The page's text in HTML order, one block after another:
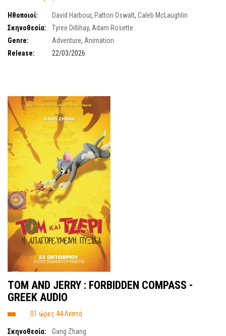
Ηθοποιοί: David Harbour, Patton Oswalt, Caleb McLaughlin
Σκηνοθεσία:
Tyree Dillihay, Adam Rosette
Genre:
Adventure, Animation
Release:
22/03/2026
ΤΟΜ AND JERRY : FORBIDDEN COMPASS -
GREEK AUDIO
01 ώρες 44 Λεπτά
Σκηνοθεσία:
Gang Zhang